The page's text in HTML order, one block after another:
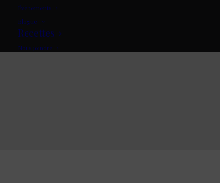
Évènements
Blogue
Recettes
Nous joindre